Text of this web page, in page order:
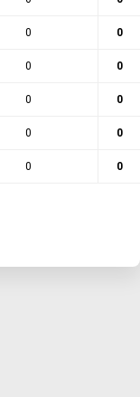
0 0
0 0
0 0
0 0
0 0